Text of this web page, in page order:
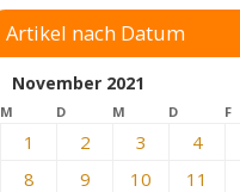
Artikel nach Datum
November 2021
M D M D F
1 2 3 4
8
9 10 11